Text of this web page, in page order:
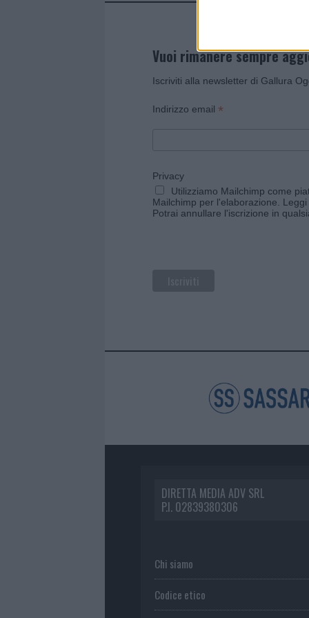
Vuoi rimanere sempre
Iscriviti alla newsletter di Gallura
Indirizzo email *
Privacy
Utilizziamo Mailchimp come
Mailchimp per l'elaborazione.
Potrai annullare l'iscrizione in
DIRETTA MEDIA ADV SRL
P.I. 02839380306
Chi siamo
Codice etico